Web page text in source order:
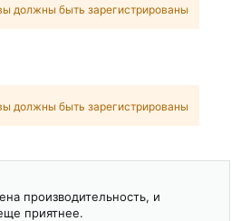
должны быть зарегистрированы
должны быть зарегистрированы
производительность, и
приятнее.